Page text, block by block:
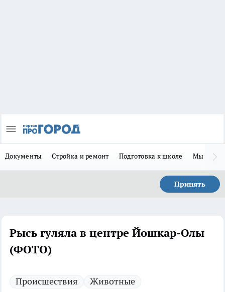
Документы Стройка и ремонт Подготовка к школе Мы в MAX
Принять
Рысь гуляла в центре Йошкар-Олы
(ФОТО)
Происшествия Животные